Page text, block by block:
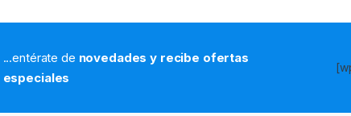
...entérate de novedades y recibe ofertas
especiales